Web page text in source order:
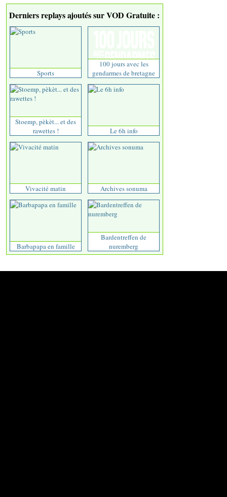
Derniers replays ajoutés sur VOD Gratuite :
Sports
100 jours avec les
gendarmes de bretagne
Stoemp, pèkèt... et des
rawettes !
Le 6h info
Vivacité matin Archives sonuma
Barbapapa en famille
Bardentreffen de
nuremberg